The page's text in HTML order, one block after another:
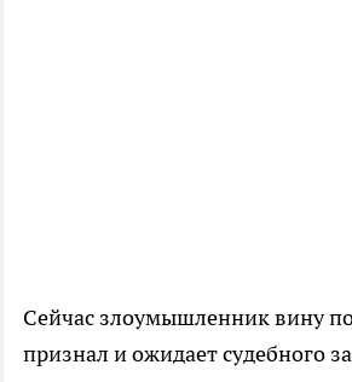
Сейчас злоумышленник вину
признал и ожидает судебного